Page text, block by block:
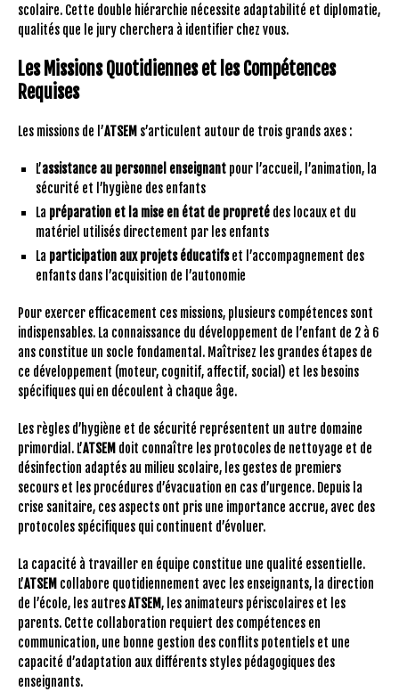
scolaire. Cette double hiérarchie nécessite adaptabilité et diplomatie,
qualités que le jury cherchera à identifier chez vous.
Les Missions Quotidiennes et les Compétences
Requises
Les missions de l’ATSEM s’articulent autour de trois grands axes :
L’assistance au personnel enseignant pour l’accueil, l’animation, la
sécurité et l’hygiène des enfants
La préparation et la mise en état de propreté des locaux et du
matériel utilisés directement par les enfants
La participation aux projets éducatifset l’accompagnement des
enfants dans l’acquisition de l’autonomie
Pour exercer efficacement ces missions, plusieurs compétences sont
indispensables. La connaissance du développement de l’enfant de 2 à 6
ans constitue un socle fondamental. Maîtrisez les grandes étapes de
ce développement (moteur, cognitif, affectif, social) et les besoins
spécifiques qui en découlent à chaque âge.
Les règles d’hygiène et de sécurité représentent un autre domaine
primordial. L’ATSEM doit connaître les protocoles de nettoyage et de
désinfection adaptés au milieu scolaire, les gestes de premiers
secours et les procédures d’évacuation en cas d’urgence. Depuis la
crise sanitaire, ces aspects ont pris une importance accrue, avec des
protocoles spécifiques qui continuent d’évoluer.
La capacité à travailler en équipe constitue une qualité essentielle.
L’ATSEM collabore quotidiennement avec les enseignants, la direction
de l’école, les autresATSEM, les animateurs périscolaires et les
parents. Cette collaboration requiert des compétences en
communication, une bonne gestion des conflits potentiels et une
capacité d’adaptation aux différents styles pédagogiques des
enseignants.